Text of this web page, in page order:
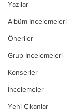
Yazılar
Albüm İncelemeleri
Öneriler
Grup İncelemeleri
Konserler
İncelemeler
Yeni Çıkanlar